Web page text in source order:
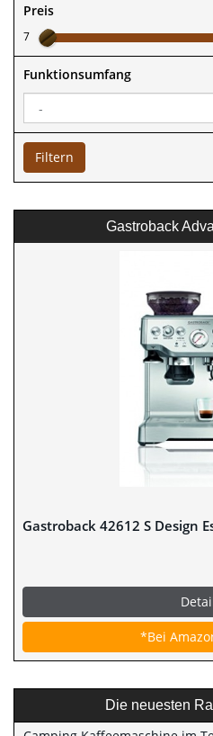
Preis
7
Funktionsumfang
Filtern
Gastroback
Gastroback 42612 S Design
*Bei
Die neuesten